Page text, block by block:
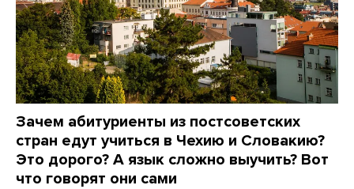
Зачем абитуриенты из постсоветских
стран едут учиться в Чехию и Словакию?
Это дорого? А язык сложно выучить? Вот
что говорят они сами